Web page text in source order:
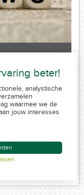
Conduite MiFID
by Insucommerce
beter!
analystische
waarmee we de
jouw interesses